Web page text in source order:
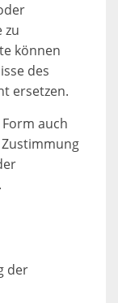
zu
können
des
ersetzen.
auch
der